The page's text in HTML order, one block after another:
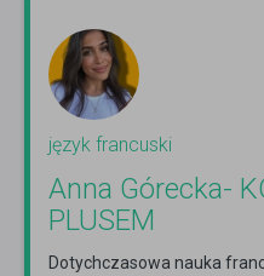
język francuski
Anna Górecka-
PLUSEM
Dotychczasowa nauka